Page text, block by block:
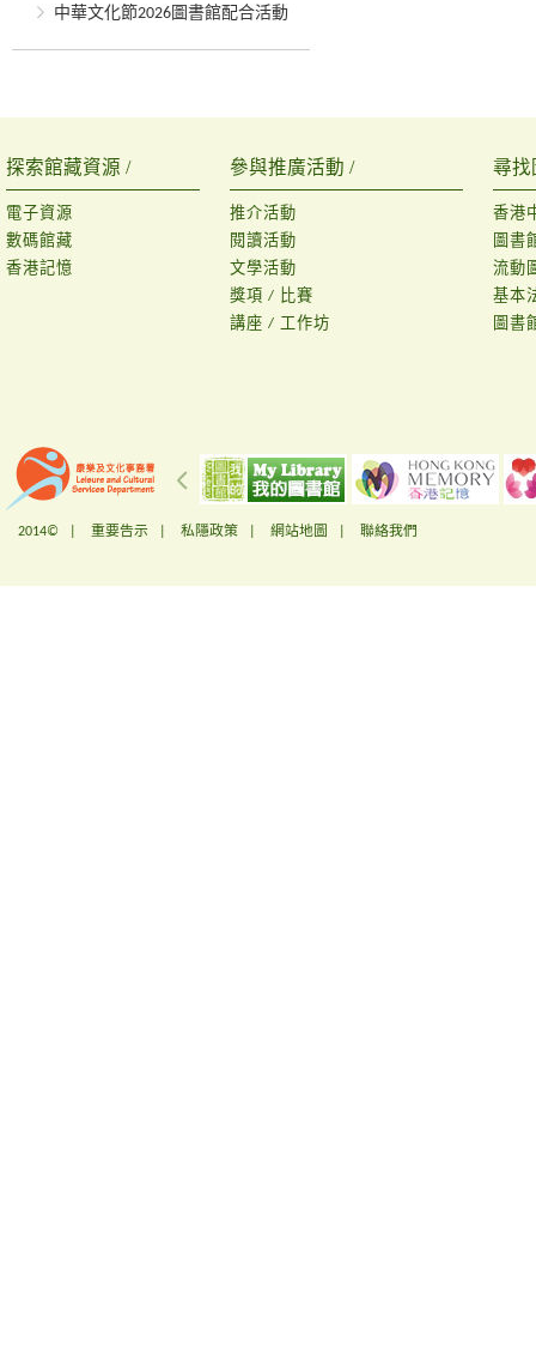
中華文化節2026圖書館配合活動
探索館藏資源 /
電子資源
數碼館藏
香港記憶
參與推廣活動 /
推介活動
閱讀活動
文學活動
獎項 / 比賽
講座 / 工作坊
尋找
香港
圖書
流動
基本
圖書
2014© | 重要告示 私隱政策 網站地圖 聯絡我們